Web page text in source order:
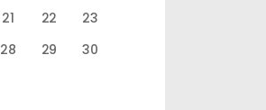
21 22
23
28 29
30